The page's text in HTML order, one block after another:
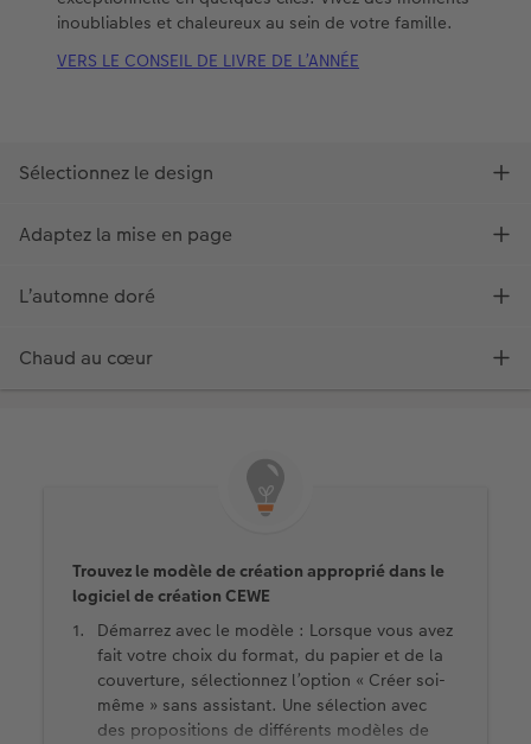
Trouvez le modèle de création approprié dans le
logiciel de création CEWE
Démarrez avec le modèle : Lorsque vous avez
fait votre choix du format, du papier et de la
couverture, sélectionnez l’option « Créer soi-
même » sans assistant. Une sélection avec
des propositions de différents modèles de